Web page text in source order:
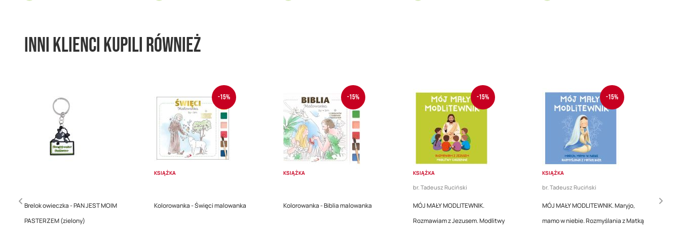
Inni klienci kupili również
Brelok owieczka - PAN JEST MOIM
PASTERZEM (zielony)
-15%
KSIĄŻKA
Kolorowanka - Święci malowanka
-15%
KSIĄŻKA
Kolorowanka - Biblia malowanka
-15%
KSIĄŻKA
br. Tadeusz Ruciński
MÓJ MAŁY MODLITEWNIK.
Rozmawiam z Jezusem. Modlitwy
-15%
KSIĄŻKA
br. Tadeusz Ruciński
MÓJ MAŁY MODLITEWNIK. Maryjo,
mamo w niebie. Rozmyślania z Matką